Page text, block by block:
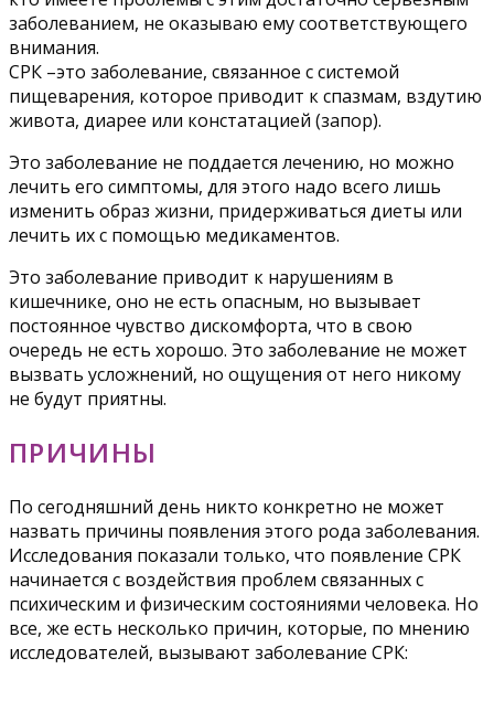
заболеванием, не оказываю ему соответствующего
внимания.
СРК –это заболевание, связанное с системой
пищеварения, которое приводит к спазмам, вздутию
живота, диарее или констатацией (запор).
Это заболевание не поддается лечению, но можно
лечить его симптомы, для этого надо всего лишь
изменить образ жизни, придерживаться диеты или
лечить их с помощью медикаментов.
Это заболевание приводит к нарушениям в
кишечнике, оно не есть опасным, но вызывает
постоянное чувство дискомфорта, что в свою
очередь не есть хорошо. Это заболевание не может
вызвать усложнений, но ощущения от него никому
не будут приятны.
ПРИЧИНЫ
По сегодняшний день никто конкретно не может
назвать причины появления этого рода заболевания.
Исследования показали только, что появление СРК
начинается с воздействия проблем связанных с
психическим и физическим состояниями человека. Но
все, же есть несколько причин, которые, по мнению
исследователей, вызывают заболевание СРК: